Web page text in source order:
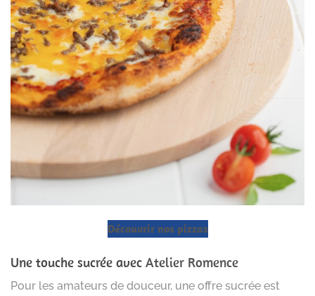
Découvrir nos pizzas
Une touche sucrée avec Atelier Romence
Pour les amateurs de douceur, une offre sucrée est